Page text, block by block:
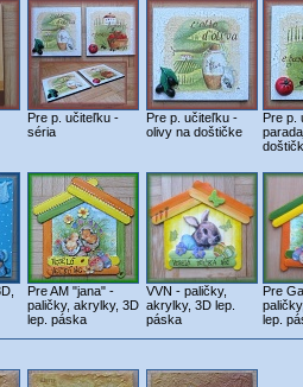
Pre p. učiteľku -
séria
Pre p. učiteľku -
olivy na doštičke
Pre p.
Pre AM "jana" -
paličky, akrylky, 3D
lep. páska
VVN - paličky,
akrylky, 3D lep.
páska
Pre
lep.